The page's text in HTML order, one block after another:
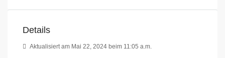
Details
Aktualisiert am Mai 22, 2024 beim 11:05 a.m.